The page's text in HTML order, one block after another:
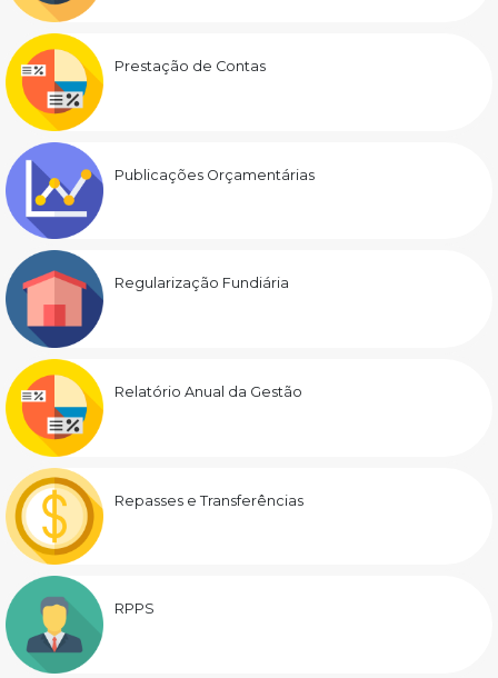
Prestação de Contas
Publicações Orçamentárias
Regularização Fundiária
Relatório Anual da Gestão
Repasses e Transferências
RPPS